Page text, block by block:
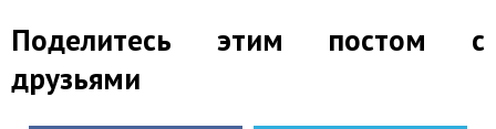
Поделитесь этим постом с
друзьями